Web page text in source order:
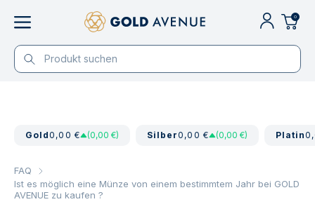
0
Gold0,00 € (0,00 €) Silber0,00 € (0,00 €) Platin
FAQ
Ist es möglich eine Münze von einem bestimmtem Jahr bei GOLD
AVENUE zu kaufen ?